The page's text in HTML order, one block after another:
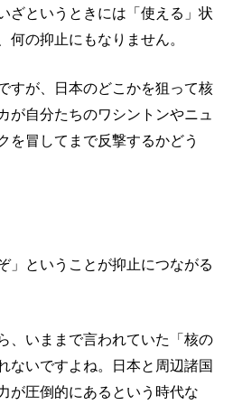
ざというときには「使える」状
何の抑止にもなりません。
すが、日本のどこかを狙って核
が自分たちのワシントンやニュ
を冒してまで反撃するかどう
」ということが抑止につながる
、いままで言われていた「核の
ないですよね。日本と周辺諸国
が圧倒的にあるという時代な